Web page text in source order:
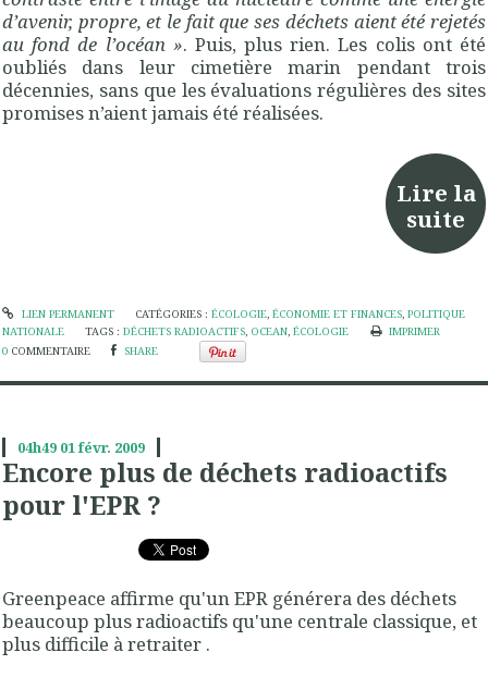
d’avenir, propre, et le fait que ses déchets aient été rejetés
au fond de l’océan ». Puis, plus rien. Les colis ont été
oubliés dans leur cimetière marin pendant trois
décennies, sans que les évaluations régulières des sites
promises n’aient jamais été réalisées.
Lire la
suite
LIEN PERMANENT CATÉGORIES : ÉCOLOGIE, ÉCONOMIE ET FINANCES, POLITIQUE
NATIONALE
TAGS :DÉCHETS RADIOACTIFS, OCEAN,ÉCOLOGIE
IMPRIMER
0 COMMENTAIRE SHARE
04h49 01févr. 2009
Encore plus de déchets radioactifs
pour l'EPR ?
Greenpeace affirme qu'un EPR générera des déchets
beaucoup plus radioactifs qu'une centrale classique, et
plus difficile à retraiter .